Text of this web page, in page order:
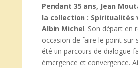
Pendant 35 ans, Jean
la collection : Spiritualités
Albin Michel. Son départ en
occasion de faire le point sur
été un parcours de dialogue
émergence et convergence.